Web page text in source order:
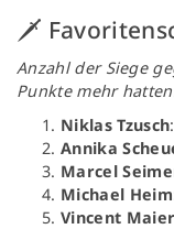
🗡️
Anzahl der Siege
Punkte mehr
Niklas Tzusch
Annika
Marcel
Michael Heim
Vincent Maier